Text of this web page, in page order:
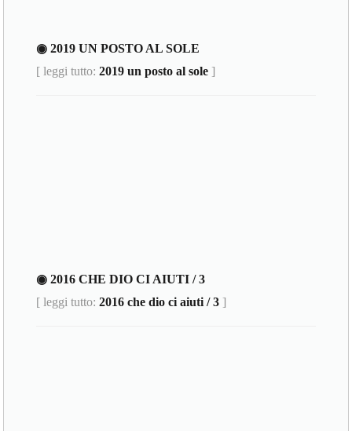
◉ 2019 UN POSTO AL SOLE
[ leggi tutto:2019 un posto al sole ]
◉ 2016 CHE DIO CI AIUTI / 3
[ leggi tutto:2016 che dio ci aiuti / 3 ]